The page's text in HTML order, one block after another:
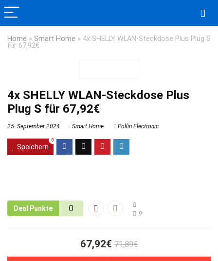
Home » Smart Home » 4x SHELLY WLAN-Steckdose Plus Plug S
für 67,92€
4x SHELLY WLAN-Steckdose Plus
Plug S für 67,92€
25. September 2024 Smart Home Pollin Electronic
Speichern
0
Deal Punkte 0
9
67,92€ 71,89€